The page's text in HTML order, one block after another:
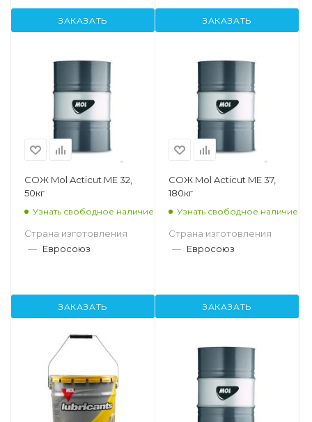
ЗАКАЗАТЬ ЗАКАЗАТЬ
СОЖ Mol Acticut ME 32,
50кг
Узнать свободное наличие
Страна изготовления
— Евросоюз
ЗАКАЗАТЬ
СОЖ Mol Acticut ME 37,
180кг
Узнать свободное наличие
Страна изготовления
— Евросоюз
ЗАКАЗАТЬ